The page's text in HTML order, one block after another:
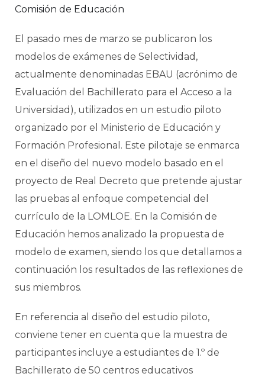
Comisión de Educación
El pasado mes de marzo se publicaron los
modelos de exámenes de Selectividad,
actualmente denominadas EBAU (acrónimo de
Evaluación del Bachillerato para el Acceso a la
Universidad), utilizados en un estudio piloto
organizado por el Ministerio de Educación y
Formación Profesional. Este pilotaje se enmarca
en el diseño del nuevo modelo basado en el
proyecto de Real Decreto que pretende ajustar
las pruebas al enfoque competencial del
currículo de la LOMLOE. En la Comisión de
Educación hemos analizado la propuesta de
modelo de examen, siendo los que detallamos a
continuación los resultados de las reflexiones de
sus miembros.
En referencia al diseño del estudio piloto,
conviene tener en cuenta que la muestra de
participantes incluye a estudiantes de 1.º de
Bachillerato de 50 centros educativos